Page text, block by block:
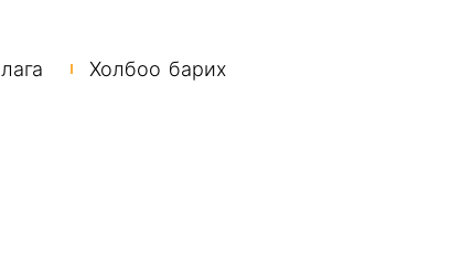
Холбоо барих